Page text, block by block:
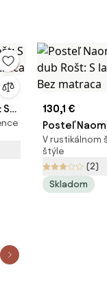
S
130,1 €
Posteľ
Rošt: S
matraca
V rustikálnom
štýle
(2)
Skladom